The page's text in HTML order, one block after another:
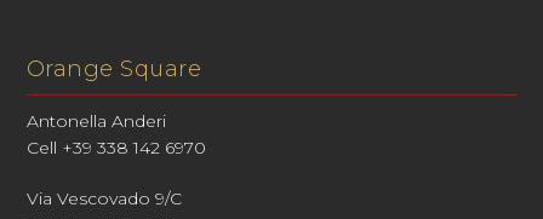
Orange Square
Antonella Anderi
Cell +39 338 142 6970
Via Vescovado 9/C